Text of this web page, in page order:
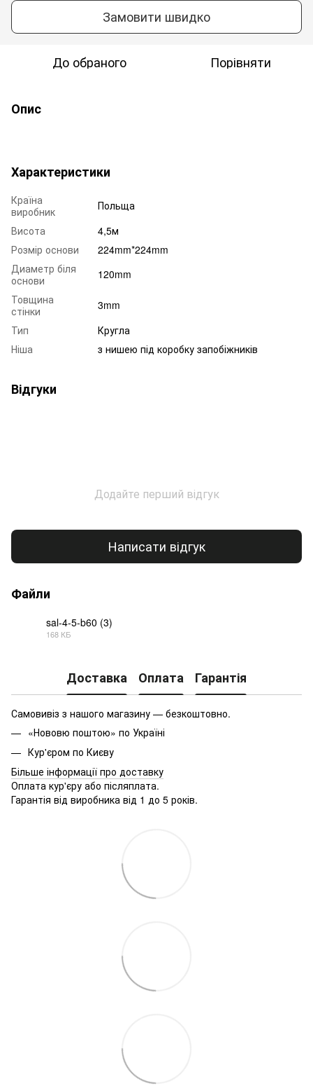
Замовити швидко
До обраного Порівняти
Опис
Характеристики
Країна
виробник
Польща
Висота
4,5м
Розмір основи
224mm*224mm
Диаметр біля
основи
120mm
Товщина
стінки
3mm
Тип
Кругла
Ніша
з нишею під коробку запобіжників
Відгуки
Додайте перший відгук
Написати відгук
Файли
sal-4-5-b60 (3)
168 КБ
Доставка Оплата Гарантія
Самовивіз з нашого магазину — безкоштовно.
«Нововю поштою» по Україні
Кур'єром по Києву
Більше інформації про доставку
Оплата кур'єру або післяплата.
Гарантія від виробника від 1 до 5 років.